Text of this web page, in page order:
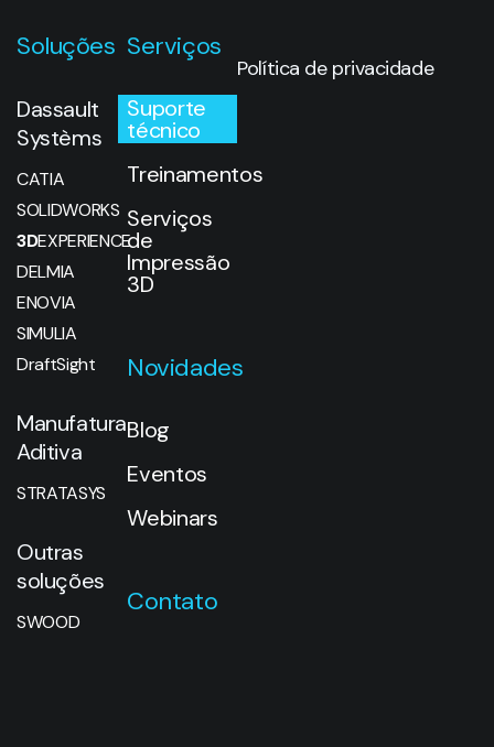
Soluções
Dassault
Systèms
CATIA
SOLIDWORKS
3DEXPERIENCE
DELMIA
ENOVIA
SIMULIA
DraftSight
Manufatura
Aditiva
STRATASYS
Outras
soluções
SWOOD
Serviços
Suporte
técnico
Treinamentos
Serviços
de
Impressão
3D
Novidades
Blog
Eventos
Webinars
Contato
Política de privacidade